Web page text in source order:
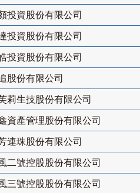
投資股份有限公司
投資股份有限公司
投資股份有限公司
股份有限公司
莉生技股份有限公司
資產管理股份有限公司
連珠股份有限公司
二號控股股份有限公司
三號控股股份有限公司